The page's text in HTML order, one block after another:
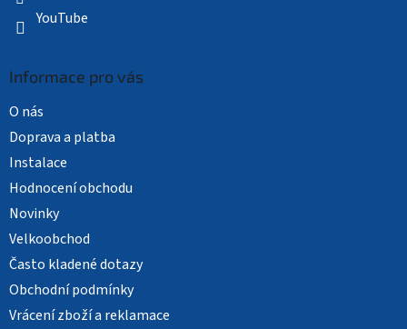
YouTube
Informace pro vás
O nás
Doprava a platba
Instalace
Hodnocení obchodu
Novinky
Velkoobchod
Často kladené dotazy
Obchodní podmínky
Vrácení zboží a reklamace